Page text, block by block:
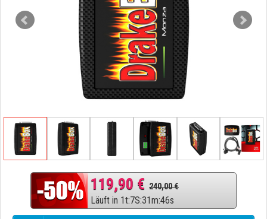
119,90 € 240,00 €
Läuft in 1t:7S:31m:45s